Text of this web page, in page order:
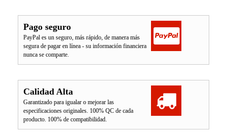
Pago seguro
PayPal es un seguro, más rápido, de manera más
segura de pagar en línea - su información financiera
nunca se comparte.
Calidad Alta
Garantizado para igualar o mejorar las
especificaciones originales. 100% QC de cada
producto. 100% de compatibilidad.